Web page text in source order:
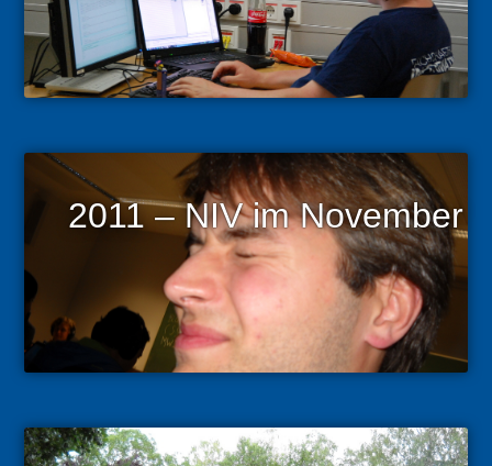
2011 – NIV im November